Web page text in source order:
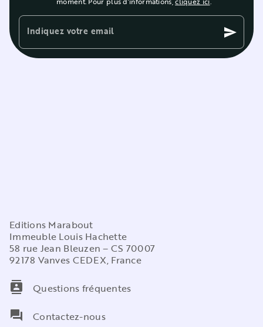
Indiquez votre email send
Editions Marabout
Immeuble Louis Hachette
58 rue Jean Bleuzen – CS 70007
92178 Vanves CEDEX, France
contacts
Questions fréquentes
question_answer
Contactez-nous